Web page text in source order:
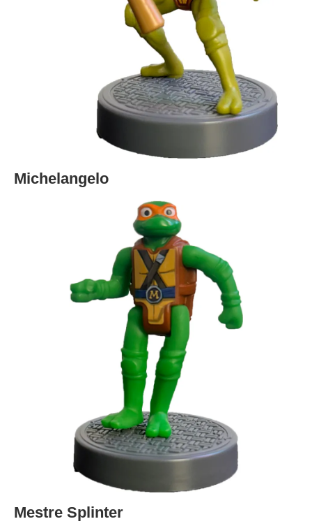
Michelangelo
Mestre Splinter